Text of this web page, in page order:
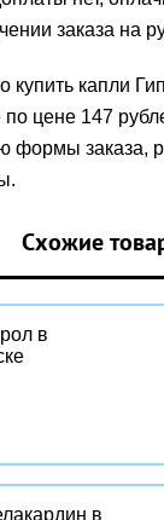
заказа на
купить капли
цене 147
формы заказа,
Схожие